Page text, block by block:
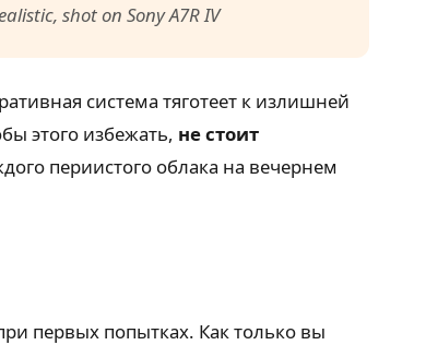
shot on Sony A7R IV
система тяготеет к излишней
этого избежать, не стоит
периистого облака на вечернем
первых попытках. Как только вы